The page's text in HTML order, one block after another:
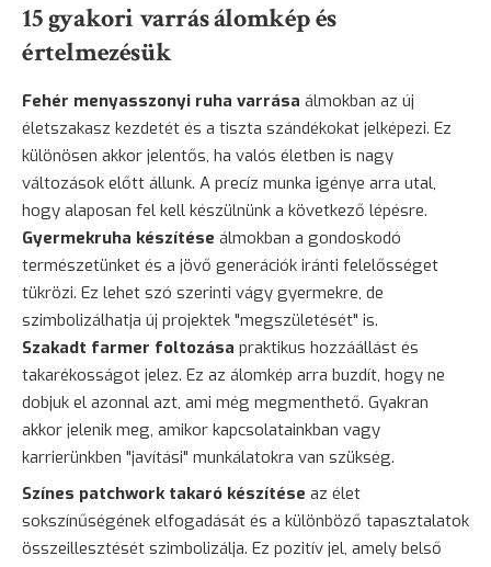
15 gyakori varrás álomkép és
értelmezésük
Fehér menyasszonyi ruha varrása álmokban az új
életszakasz kezdetét és a tiszta szándékokat jelképezi. Ez
különösen akkor jelentős, ha valós életben is nagy
változások előtt állunk. A precíz munka igénye arra utal,
hogy alaposan fel kell készülnünk a következő lépésre.
Gyermekruha készítése álmokban a gondoskodó
természetünket és a jövő generációk iránti felelősséget
tükrözi. Ez lehet szó szerinti vágy gyermekre, de
szimbolizálhatja új projektek "megszületését" is.
Szakadt farmer foltozása praktikus hozzáállást és
takarékosságot jelez. Ez az álomkép arra buzdít, hogy ne
dobjuk el azonnal azt, ami még megmenthető. Gyakran
akkor jelenik meg, amikor kapcsolatainkban vagy
karrierünkben "javítási" munkálatokra van szükség.
Színes patchwork takaró készítése az élet
sokszínűségének elfogadását és a különböző tapasztalatok
összeillesztését szimbolizálja. Ez pozitív jel, amely belső